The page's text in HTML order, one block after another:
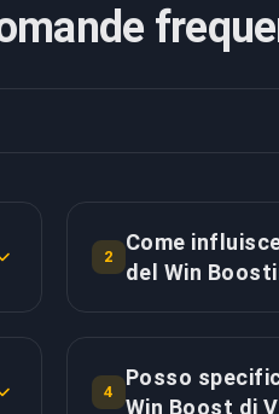
2
Come
del Win
specifiche di RR, i
4
Posso
Win Boost di